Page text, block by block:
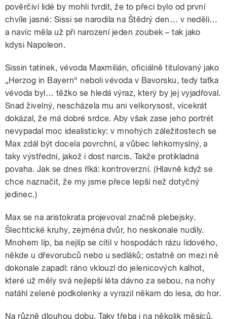
pověrčiví lidé by mohli tvrdit, že to přeci bylo od první
chvíle jasné: Sissi se narodila na Štědrý den… v neděli…
a navíc měla už při narození jeden zoubek – tak jako
kdysi Napoleon.
Sissin tatínek, vévoda Maxmilián, oficiálně titulovaný jako
„Herzog in Bayern“ neboli vévoda v Bavorsku, tedy taťka
vévoda byl… těžko se hledá výraz, který by jej vyjadřoval.
Snad živelný, nescházela mu ani velkorysost, vícekrát
dokázal, že má dobré srdce. Aby však zase jeho portrét
nevypadal moc idealisticky: v mnohých záležitostech se
Max zdál být docela povrchní, a vůbec lehkomyslný, a
taky výstřední, jakož i dost narcis. Takže protikladná
povaha. Jak se dnes říká: kontroverzní. (Hlavně když se
chce naznačit, že my jsme přece lepší než dotyčný
jedinec.)
Max se na aristokrata projevoval značně plebejsky.
Šlechtické kruhy, zejména dvůr, ho neskonale nudily.
Mnohem líp, ba nejlíp se cítil v hospodách rázu lidového,
někde u dřevorubců nebo u sedláků; ostatně on mezi ně
dokonale zapadl: ráno vklouzl do jelenicových kalhot,
které už měly svá nejlepší léta dávno za sebou, na nohy
natáhl zelené podkolenky a vyrazil někam do lesa, do hor.
Na různě dlouhou dobu. Taky třeba i na několik měsíců.